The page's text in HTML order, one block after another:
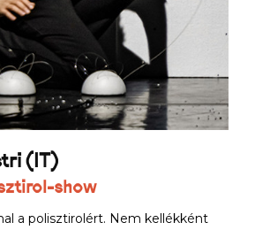
(IT)
show
a polisztirolért. Nem kellékként